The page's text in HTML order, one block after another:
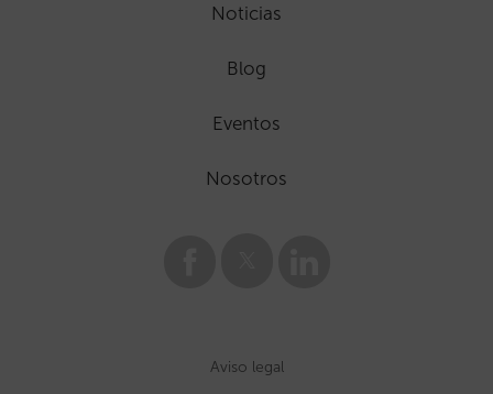
Noticias
Blog
Eventos
Nosotros
Aviso legal